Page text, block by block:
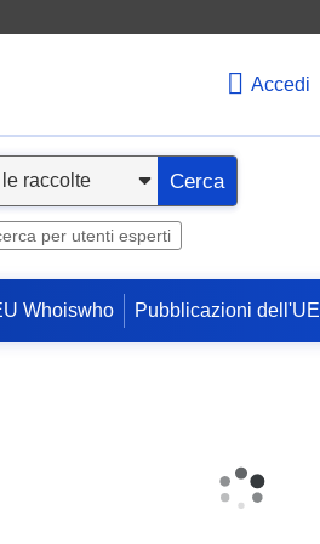
Accedi
Cerca
per utenti esperti
Whoiswho Pubblicazioni dell'UE